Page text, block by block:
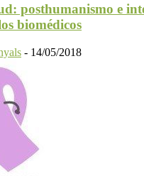
posthumanismo e
biomédicos
- 14/05/2018